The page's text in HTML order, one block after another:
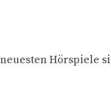
Hörspiele